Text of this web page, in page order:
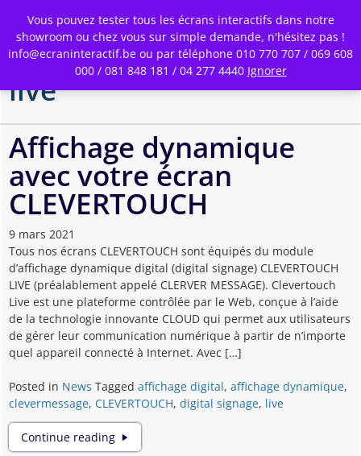
Vous pouvez tester tous les écrans interactifs dans notre
showroom ou chez vous sur simple demande, n'hésitez pas !
info@ecraninteractif.be ou par téléphone 010 770 707 / 069 608
000 / 081 848 181 / 04 277 4440 Ignorer
Skip
main
Menu
live
Affichage dynamique
avec votre écran
CLEVERTOUCH
9 mars 2021
Tous nos écrans CLEVERTOUCH sont équipés du module
d’affichage dynamique digital (digital signage) CLEVERTOUCH
LIVE (préalablement appelé CLERVER MESSAGE). Clevertouch
Live est une plateforme contrôlée par le Web, conçue à l’aide
de la technologie innovante CLOUD qui permet aux utilisateurs
de gérer leur communication numérique à partir de n’importe
quel appareil connecté à Internet. Avec […]
Posted in News Tagged affichage digital, affichage dynamique,
clevermessage, CLEVERTOUCH, digital signage, live
Continue reading
Affichage
dynamique